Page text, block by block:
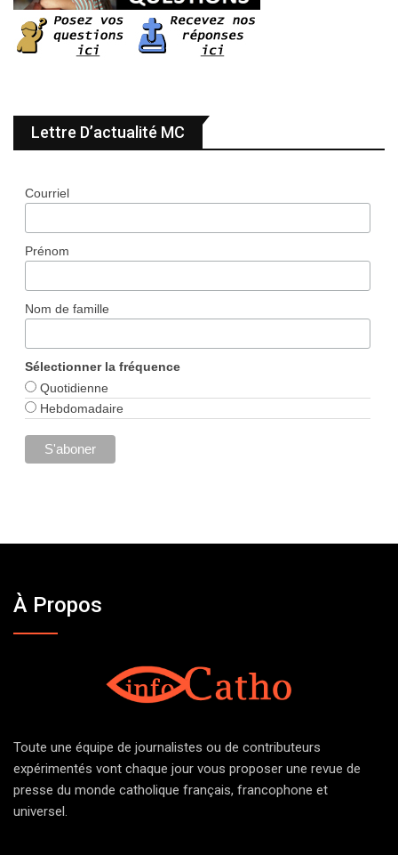
Lettre D’actualité MC
Courriel
Prénom
Nom de famille
Sélectionner la fréquence
Quotidienne
Hebdomadaire
À Propos
Toute une équipe de journalistes ou de contributeurs
expérimentés vont chaque jour vous proposer une revue de
presse du monde catholique français, francophone et
universel.